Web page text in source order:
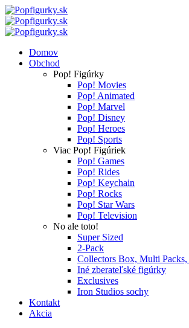
Domov
Obchod
Pop! Figúrky
Pop! Movies
Pop! Animated
Pop! Marvel
Pop! Disney
Pop! Heroes
Pop! Sports
Viac Pop! Figúriek
Pop! Games
Pop! Rides
Pop! Keychain
Pop! Rocks
Pop! Star Wars
Pop! Television
No ale toto!
Super Sized
2-Pack
Collectors Box, Multi Packs,
Iné zberateľské figúrky
Exclusives
Iron Studios sochy
Kontakt
Akcia